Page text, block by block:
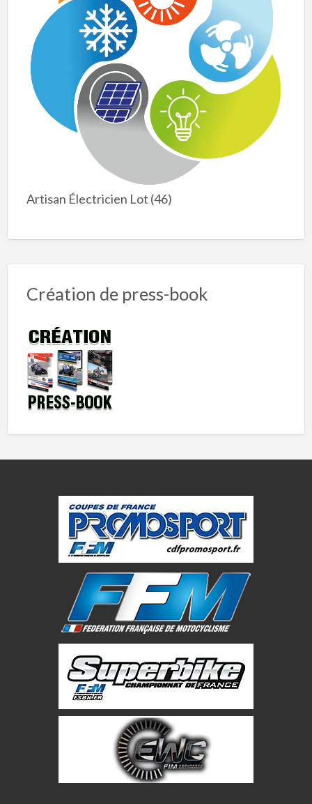
Artisan Électricien Lot (46)
Création de press-book